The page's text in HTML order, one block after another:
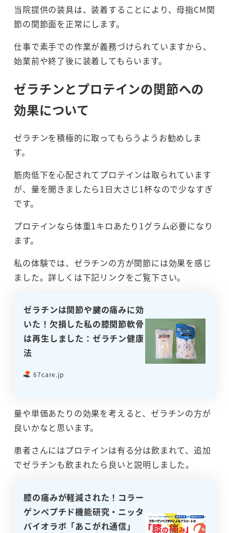
当院提供の装具は、装着することにより、母指CM関
節の関節面を正常にします。
仕事で素手での作業が義務づけられていますから、
始業前や終了後に装着してもらいます。
ゼラチンとプロテインの関節への
効果について
ゼラチンを積極的に取ってもらうようお勧めしま
す。
筋肉低下を心配されてプロテインは取られています
が、量を聞きましたら1日大さじ1杯なので少なすぎ
です。
プロテインなら体重1キロあたり1グラム必要になり
ます。
私の体験では、ゼラチンの方が関節には効果を感じ
ました。詳しくは下記リンクをご覧下さい。
ゼラチンは関節や腱の痛みに効
いた！欠損した私の膝関節軟骨
は再生しました：ゼラチン健康
法
67care.jp
量や単価あたりの効果を考えると、ゼラチンの方が
良いかなと思います。
患者さんにはプロテインは有る分は飲まれて、追加
でゼラチンも飲まれたら良いと説明しました。
膝の痛みが軽減された！コラー
ゲンペプチド機能研究・ニッタ
バイオラボ「あこがれ通信」